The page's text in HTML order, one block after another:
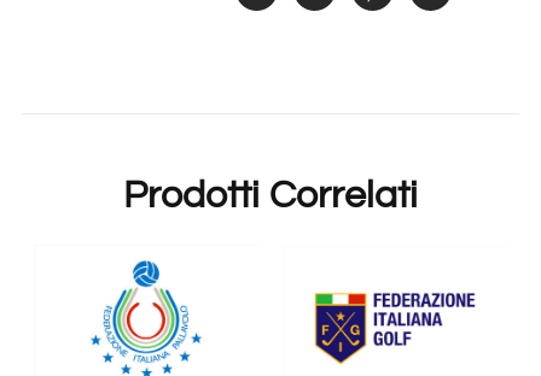
Prodotti Correlati